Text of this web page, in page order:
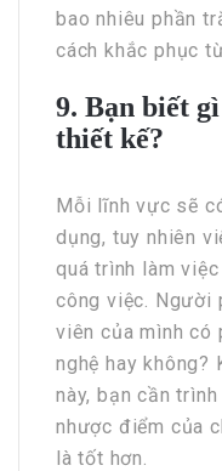
bao nhiêu phần
cách khắc phục
9. Bạn biết
thiết kế?
Mỗi lĩnh vực sẽ
dụng, tuy nhiên
quá trình làm
công việc. Người
viên của mình có
nghệ hay không?
này, bạn cần
nhược điểm của
là tốt hơn.